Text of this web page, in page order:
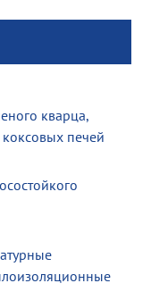
кварца,
печей